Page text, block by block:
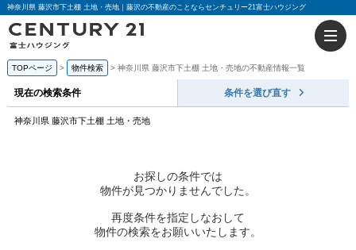
神奈川県 藤沢市下土棚 土地・売地｜藤沢の不動産のことならセンチュリー21富士ハウジング
TOPページ 物件検索 神奈川県 藤沢市下土棚 土地・売地の不動産情報一覧
現在の検索条件 条件を選び直す
神奈川県 藤沢市下土棚 土地・売地
お探しの条件では
物件が見つかりませんでした。
再度条件を指定しなおして
物件の検索をお願いいたします。